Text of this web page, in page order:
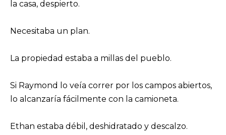
la casa, despierto.
Necesitaba un plan.
La propiedad estaba a millas del pueblo.
Si Raymond lo veía correr por los campos abiertos,
lo alcanzaría fácilmente con la camioneta.
Ethan estaba débil, deshidratado y descalzo.